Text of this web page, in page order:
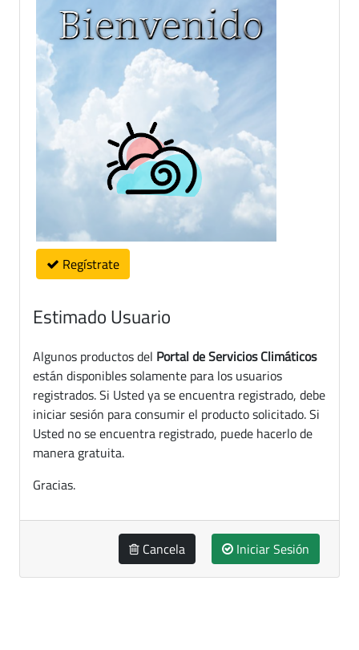
Regístrate
Estimado Usuario
Algunos productos del Portal de Servicios Climáticos
están disponibles solamente para los usuarios
registrados. Si Usted ya se encuentra registrado, debe
iniciar sesión para consumir el producto solicitado. Si
Usted no se encuentra registrado, puede hacerlo de
manera gratuita.
Gracias.
Cancela Iniciar Sesión